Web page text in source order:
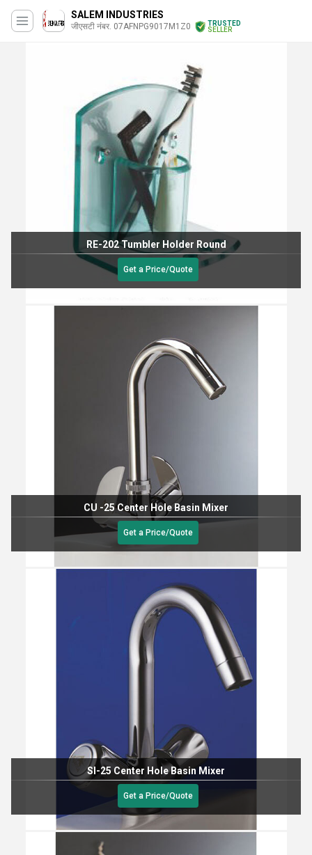
SALEM INDUSTRIES
जीएसटी नंबर. 07AFNPG9017M1Z0
TRUSTED
SELLER
RE-202 Tumbler Holder Round
Get a Price/Quote
CU -25 Center Hole Basin Mixer
Get a Price/Quote
SI-25 Center Hole Basin Mixer
Get a Price/Quote